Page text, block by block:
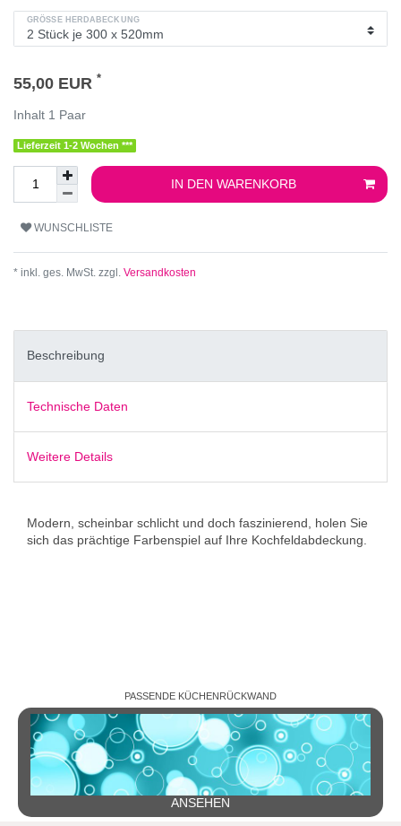
GRÖSSE HERDABECKUNG
55,00 EUR *
Inhalt 1 Paar
Lieferzeit 1-2 Wochen ***
IN DEN WARENKORB
WUNSCHLISTE
* inkl. ges. MwSt. zzgl. Versandkosten
Beschreibung
Technische Daten
Weitere Details
Modern, scheinbar schlicht und doch faszinierend, holen Sie
sich das prächtige Farbenspiel auf Ihre Kochfeldabdeckung.
PASSENDE KÜCHENRÜCKWAND
ANSEHEN